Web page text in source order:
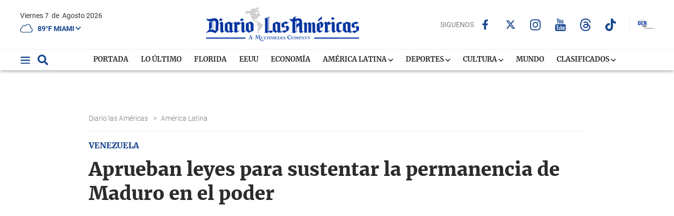
Viernes 7 de Agosto 2026
89°F MIAMI
SIGUENOS
PORTADA LO ÚLTIMO FLORIDA EEUU ECONOMÍA AMÉRICA LATINA DEPORTES CULTURA MUNDO CLASIFICADOS
Diario las Américas > América Latina
VENEZUELA
Aprueban leyes para sustentar la permanencia de
Maduro en el poder